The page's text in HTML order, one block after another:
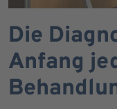
Die
Anfang